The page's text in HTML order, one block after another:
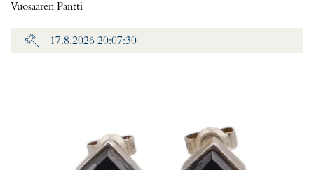
Vuosaaren Pantti
17.8.2026 20:07:30